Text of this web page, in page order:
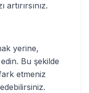
yerine,
Bu şekilde
etmeniz